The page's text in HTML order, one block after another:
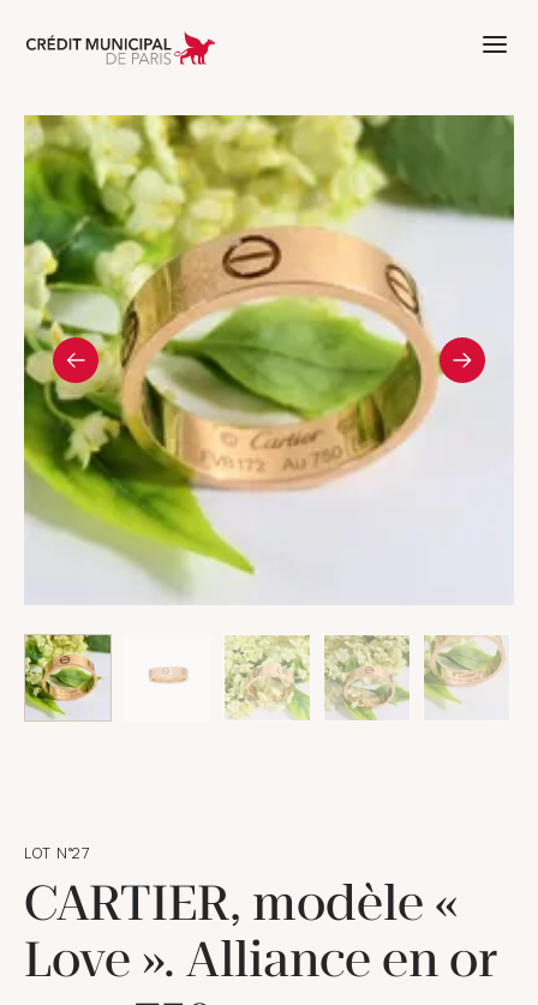
Aller à l'accueil de Crédit Municipal
LOT N°27
CARTIER, modèle «
Love ». Alliance en or